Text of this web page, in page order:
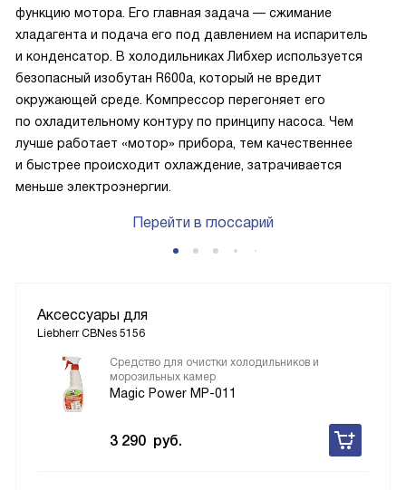
функцию мотора. Его главная задача — сжимание
хладагента и подача его под давлением на испаритель
и конденсатор. В холодильниках Либхер используется
безопасный изобутан R600a, который не вредит
окружающей среде. Компрессор перегоняет его
по охладительному контуру по принципу насоса. Чем
лучше работает «мотор» прибора, тем качественнее
и быстрее происходит охлаждение, затрачивается
меньше электроэнергии.
Перейти в глоссарий
Аксессуары для
Liebherr CBNes 5156
Средство для очистки холодильников и
морозильных камер
Magic Power MP-011
3 290 руб.